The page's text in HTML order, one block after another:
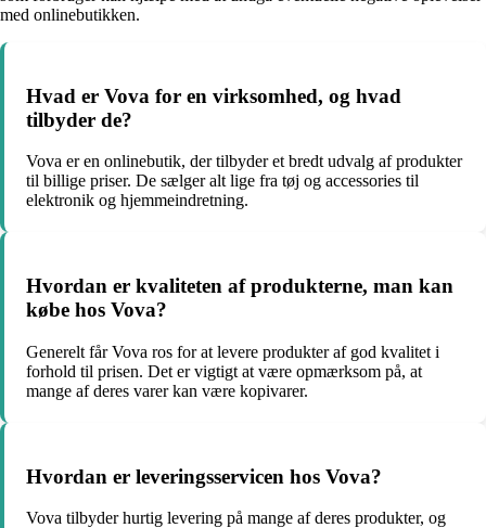
med onlinebutikken.
Hvad er Vova for en virksomhed, og hvad
tilbyder de?
Vova er en onlinebutik, der tilbyder et bredt udvalg af produkter
til billige priser. De sælger alt lige fra tøj og accessories til
elektronik og hjemmeindretning.
Hvordan er kvaliteten af produkterne, man kan
købe hos Vova?
Generelt får Vova ros for at levere produkter af god kvalitet i
forhold til prisen. Det er vigtigt at være opmærksom på, at
mange af deres varer kan være kopivarer.
Hvordan er leveringsservicen hos Vova?
Vova tilbyder hurtig levering på mange af deres produkter, og